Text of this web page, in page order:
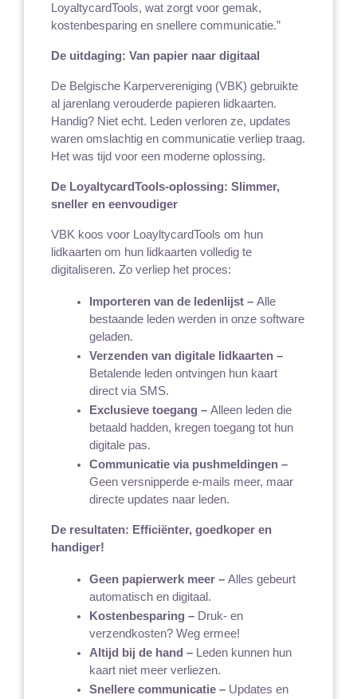
LoyaltycardTools, wat zorgt voor gemak,
kostenbesparing en snellere communicatie.”
De uitdaging: Van papier naar digitaal
De Belgische Karpervereniging (VBK) gebruikte
al jarenlang verouderde papieren lidkaarten.
Handig? Niet echt. Leden verloren ze, updates
waren omslachtig en communicatie verliep traag.
Het was tijd voor een moderne oplossing.
De LoyaltycardTools-oplossing: Slimmer,
sneller en eenvoudiger
VBK koos voor LoayltycardTools om hun
lidkaarten om hun lidkaarten volledig te
digitaliseren. Zo verliep het proces:
Importeren van de ledenlijst – Alle
bestaande leden werden in onze software
geladen.
Betalende leden ontvingen hun kaart
direct via SMS.
Exclusieve toegang – Alleen leden die
betaald hadden, kregen toegang tot hun
digitale pas.
Geen versnipperde e-mails meer, maar
directe updates naar leden.
De resultaten: Efficiënter, goedkoper en
handiger!
Geen papierwerk meer – Alles gebeurt
automatisch en digitaal.
Kostenbesparing – Druk- en
verzendkosten? Weg ermee!
Altijd bij de hand –
Leden kunnen hun
kaart niet meer verliezen.
Snellere communicatie – Updates en